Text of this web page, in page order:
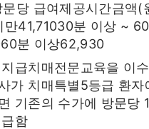
문당 급여제공시간금액(
만41,71030분 이상 ~
분 이상62,930
급치매전문교육을 이
가 치매특별5등급 환자
기존의 수가에 방문당
함